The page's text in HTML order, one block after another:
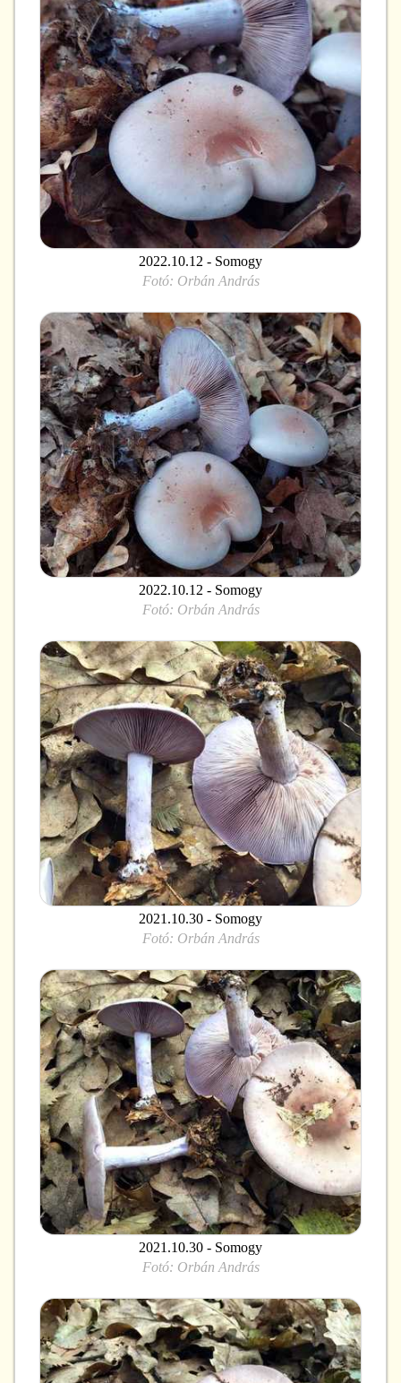
2022.10.12 - Somogy
Fotó: Orbán András
2022.10.12 - Somogy
Fotó: Orbán András
2021.10.30 - Somogy
Fotó: Orbán András
2021.10.30 - Somogy
Fotó: Orbán András